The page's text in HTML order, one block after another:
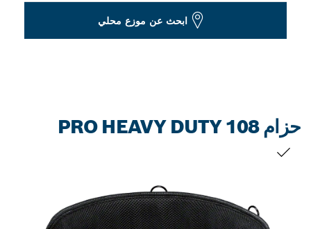
ابحث عن موزع محلي
حزام PRO HEAVY DUTY 108